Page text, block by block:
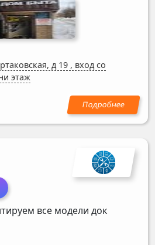
д 19 , вход со
этаж
все модели док